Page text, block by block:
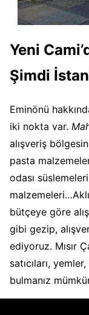
Yeni
Şimdi
Eminönü
iki nokta var.
alışveriş
pasta
odası
bütçeye göre
gibi gezip,
ediyoruz. Mısır
satıcıları,
bulmanız